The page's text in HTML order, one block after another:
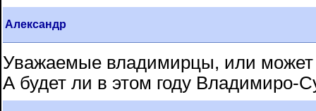
Александр
Уважаемые владимирцы, или может
А будет ли в этом году Владимиро-